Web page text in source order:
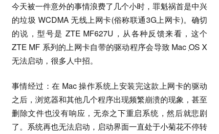
今天被一件意外的事情浪费了几个小时，罪魁祸首是中兴
的垃圾 WCDMA 无线上网卡(俗称联通3G上网卡)。确切
的说，型号是 ZTE MF627U，从各种反馈来看，这个
ZTE MF 系列的上网卡自带的驱动程序会导致 Mac OS X
无法启动，很多人中招。
事情经过：在 Mac 操作系统上安装完这款上网卡的驱动
之后，浏览器和其他几个程序出现频繁崩溃的现象，甚至
删除文件也没有响应，无奈之下重启系统，然后就悲剧
了。系统再也无法启动，启动界面一直处于小菊花不停转